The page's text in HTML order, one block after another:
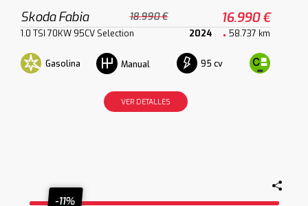
Skoda Fabia 18.990 € 16.990 €
1.0 TSI 70KW 95CV Selection 2024 58.737 km
Gasolina Manual 95 cv
VER DETALLES
-11%